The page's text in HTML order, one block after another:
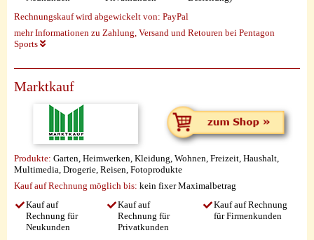
Rechnungskauf wird abgewickelt von: PayPal
mehr Informationen zu Zahlung, Versand und Retouren bei Pentagon
Sports
Marktkauf
Produkte: Garten, Heimwerken, Kleidung, Wohnen, Freizeit, Haushalt,
Multimedia, Drogerie, Reisen, Fotoprodukte
Kauf auf Rechnung möglich bis: kein fixer Maximalbetrag
Kauf auf
Rechnung für
Neukunden
Kauf auf
Rechnung für
Privatkunden
Kauf auf Rechnung
für Firmenkunden